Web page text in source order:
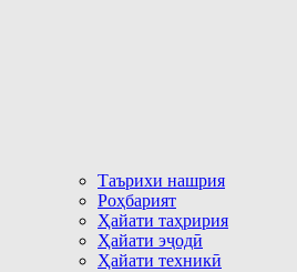
Таърихи нашрия
Роҳбарият
Ҳайати таҳририя
Ҳайати эҷодӣ
Ҳайати техникӣ